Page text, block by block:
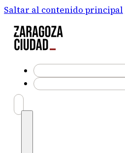
Saltar al contenido principal